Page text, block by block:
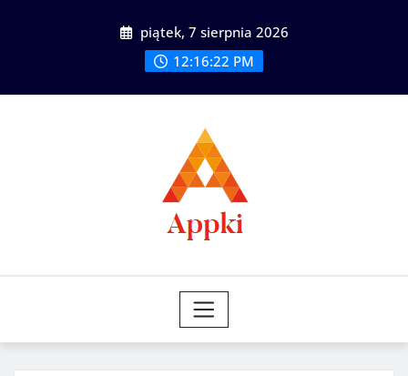
piątek, 7 sierpnia 2026
12:16:23 PM